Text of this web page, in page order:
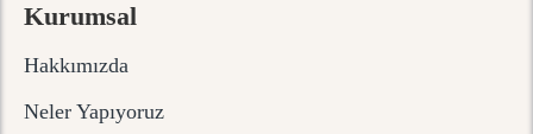
Kurumsal
Hakkımızda
Neler Yapıyoruz